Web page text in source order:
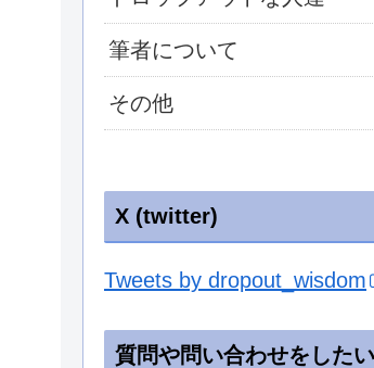
筆者について
その他
X (twitter)
Tweets by dropout_wisdom
質問や問い合わせをした